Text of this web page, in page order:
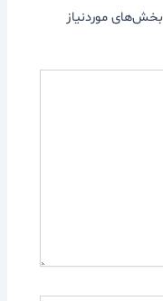
بخش‌های موردنیاز